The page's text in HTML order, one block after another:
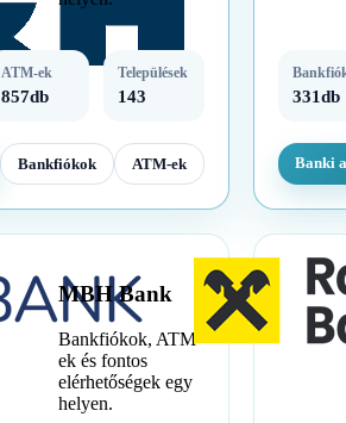
ATM-ek
857db
Települések
143
Bankfiókok ATM-ek
331db
Banki
MBH Bank
Bankfiókok, ATM-
ek és fontos
elérhetőségek egy
helyen.